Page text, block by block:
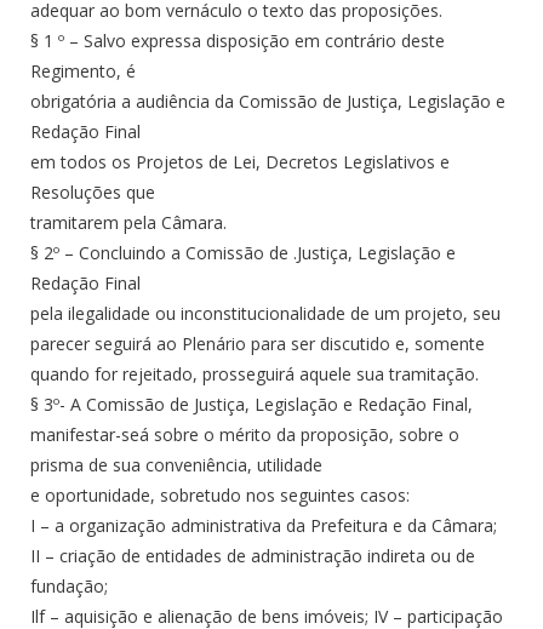
adequar ao bom vernáculo o texto das proposições.
§ 1 º – Salvo expressa disposição em contrário deste
Regimento, é
obrigatória a audiência da Comissão de Justiça, Legislação e
Redação Final
em todos os Projetos de Lei, Decretos Legislativos e
Resoluções que
tramitarem pela Câmara.
§ 2º – Concluindo a Comissão de .Justiça, Legislação e
Redação Final
pela ilegalidade ou inconstitucionalidade de um projeto, seu
parecer seguirá ao Plenário para ser discutido e, somente
quando for rejeitado, prosseguirá aquele sua tramitação.
§ 3º- A Comissão de Justiça, Legislação e Redação Final,
manifestar-seá sobre o mérito da proposição, sobre o
prisma de sua conveniência, utilidade
e oportunidade, sobretudo nos seguintes casos:
I – a organização administrativa da Prefeitura e da Câmara;
II – criação de entidades de administração indireta ou de
fundação;
Ilf – aquisição e alienação de bens imóveis; IV – participação